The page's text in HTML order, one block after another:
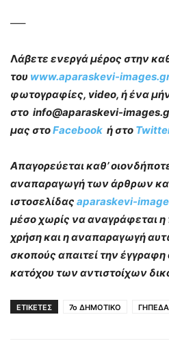
—–
Λάβετε ενεργά μέρος στην
του www.aparaskevi-
φωτογραφίες, video, ή ένα
στο info@aparaskevi-
μας στοFacebook ή στο
Απαγορεύεται καθ’
αναπαραγωγή των άρθρων
ιστοσελίδας aparaskevi-
μέσο χωρίς να αναγράφεται
χρήση και η αναπαραγωγή
σκοπούς απαιτεί την έγγραφη
κατόχου των αντιστοίχων
ΕΤΙΚΕΤΕΣ 7ο ΔΗΜΟΤΙΚΟ ΓΗΠΕΔΑ